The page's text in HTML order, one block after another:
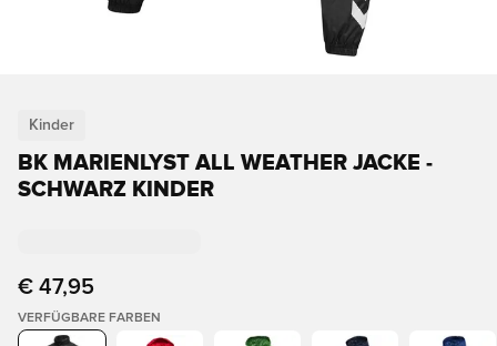
Kinder
BK MARIENLYST ALL WEATHER JACKE -
SCHWARZ KINDER
€ 47,95
VERFÜGBARE FARBEN